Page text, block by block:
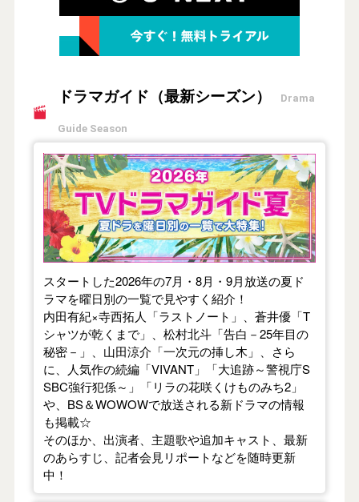
ドラマガイド（最新シーズン） Drama
Guide Season
【2026年夏】TVドラマガイド
スタートした2026年の7月・8月・9月放送の夏ド
ラマを曜日別の一覧で見やすく紹介！
内田有紀×寺西拓人「ラストノート」、蒼井優「T
シャツが乾くまで」、松村北斗「告白－25年目の
秘密－」、山田涼介「一次元の挿し木」、さら
に、人気作の続編「VIVANT」「大追跡～警視庁S
SBC強行犯係～」「リラの花咲くけものみち2」
や、BS＆WOWOWで放送される新ドラマの情報
も掲載☆
そのほか、出演者、主題歌や追加キャスト、最新
のあらすじ、記者会見リポートなどを随時更新
中！